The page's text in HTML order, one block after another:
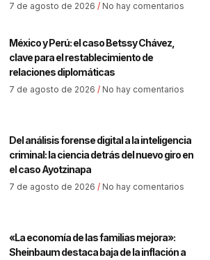
7 de agosto de 2026 No hay comentarios
México y Perú: el caso Betssy Chávez,
clave para el restablecimiento de
relaciones diplomáticas
7 de agosto de 2026 No hay comentarios
Del análisis forense digital a la inteligencia
criminal: la ciencia detrás del nuevo giro en
el caso Ayotzinapa
7 de agosto de 2026 No hay comentarios
«La economía de las familias mejora»:
Sheinbaum destaca baja de la inflación a